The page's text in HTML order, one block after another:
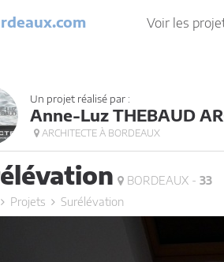
Voir les
Un projet réalisé par :
Anne-Luz THEBAUD
ARCHITECTE À BORDEAUX
BORDEAUX - 33
Projets Surélévation